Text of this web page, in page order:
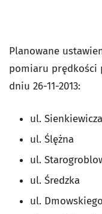
Planowane
pomiaru prędkości
dniu 26-11-2013:
ul. Sienkiewicza
ul. Ślężna
ul.
ul. Średzka
ul. Dmowskiego